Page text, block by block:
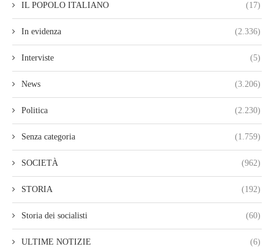
IL POPOLO ITALIANO (17)
In evidenza (2.336)
Interviste (5)
News (3.206)
Politica (2.230)
Senza categoria (1.759)
SOCIETÀ (962)
STORIA (192)
Storia dei socialisti (60)
ULTIME NOTIZIE (6)